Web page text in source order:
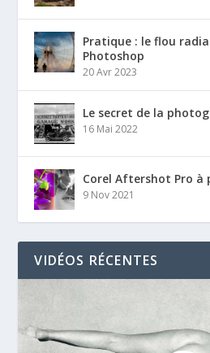
Pratique : le flou
Photoshop
20 Avr 2023
Le secret de la
16 Mai 2022
Corel Aftershot Pro à
9 Nov 2021
VIDÉOS RÉCENTES